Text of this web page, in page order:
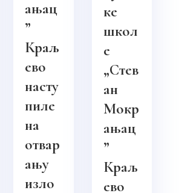
ањац
”
Краљ
ево
насту
пиле
на
отвар
ању
изло
ке
школ
е
„Стев
ан
Мокр
ањац
”
Краљ
ево